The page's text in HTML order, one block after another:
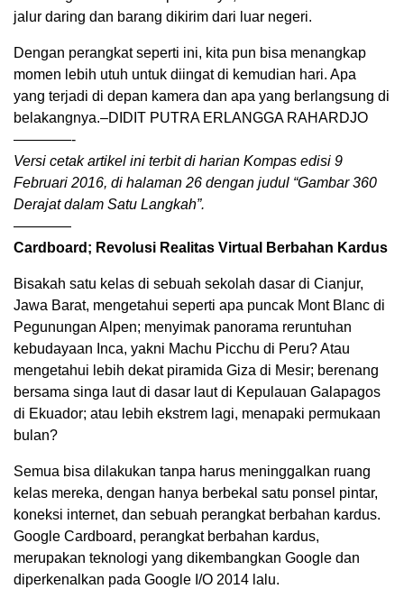
jalur daring dan barang dikirim dari luar negeri.
Dengan perangkat seperti ini, kita pun bisa menangkap
momen lebih utuh untuk diingat di kemudian hari. Apa
yang terjadi di depan kamera dan apa yang berlangsung di
belakangnya.–DIDIT PUTRA ERLANGGA RAHARDJO
————-
Versi cetak artikel ini terbit di harian Kompas edisi 9
Februari 2016, di halaman 26 dengan judul “Gambar 360
Derajat dalam Satu Langkah”.
————
Cardboard; Revolusi Realitas Virtual Berbahan Kardus
Bisakah satu kelas di sebuah sekolah dasar di Cianjur,
Jawa Barat, mengetahui seperti apa puncak Mont Blanc di
Pegunungan Alpen; menyimak panorama reruntuhan
kebudayaan Inca, yakni Machu Picchu di Peru? Atau
mengetahui lebih dekat piramida Giza di Mesir; berenang
bersama singa laut di dasar laut di Kepulauan Galapagos
di Ekuador; atau lebih ekstrem lagi, menapaki permukaan
bulan?
Semua bisa dilakukan tanpa harus meninggalkan ruang
kelas mereka, dengan hanya berbekal satu ponsel pintar,
koneksi internet, dan sebuah perangkat berbahan kardus.
Google Cardboard, perangkat berbahan kardus,
merupakan teknologi yang dikembangkan Google dan
diperkenalkan pada Google I/O 2014 lalu.